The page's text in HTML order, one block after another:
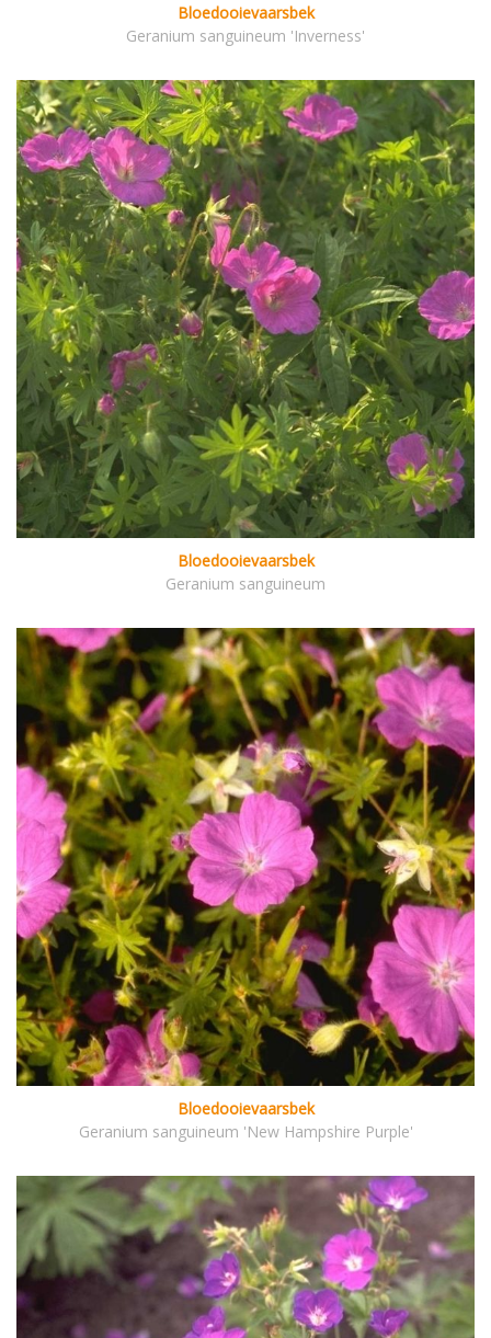
Bloedooievaarsbek
Geranium sanguineum 'Inverness'
Bloedooievaarsbek
Geranium sanguineum
Bloedooievaarsbek
Geranium sanguineum 'New Hampshire Purple'